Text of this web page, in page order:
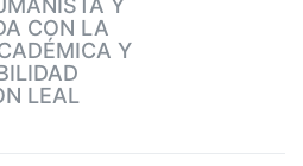
Y
CON LA
Y
LEAL